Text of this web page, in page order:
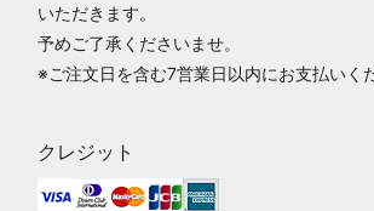
いただきます。
予めご了承くださいませ。
※ご注文日を含む7営業日以内にお支払いく
クレジット